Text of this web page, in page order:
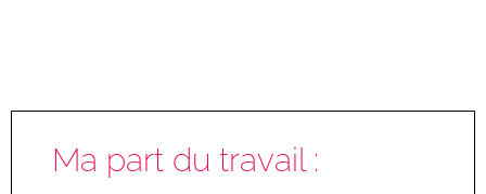
Ma part du travail :